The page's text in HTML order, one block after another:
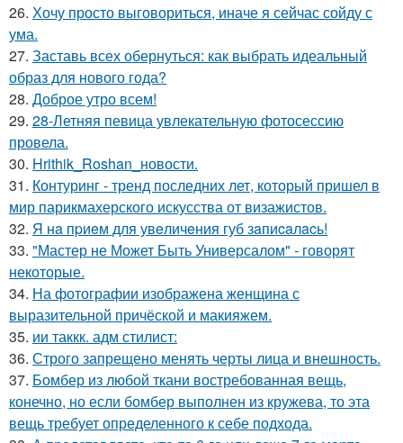
26. Хочу просто выговориться, иначе я сейчас сойду с
ума.
27. Заставь всех обернуться: как выбрать идеальный
образ для нового года?
28. Доброе утро всем!
29. 28-Летняя певица увлекательную фотосессию
провела.
30. Hrithik_Roshan_новости.
31. Контуринг - тренд последних лет, который пришел в
мир парикмахерского искусства от визажистов.
32. Я нa пpиeм для увeличeния губ зaпиcaлacь!
33. "Мастер не Может Быть Универсалом" - говорят
некоторые.
34. На фотографии изображена женщина с
выразительной причёской и макияжем.
35. ии таккк. адм стилист:
36. Строго запрещено менять черты лица и внешность.
37. Бомбер из любой ткани востребованная вещь,
конечно, но если бомбер выполнен из кружева, то эта
вещь требует определенного к себе подхода.